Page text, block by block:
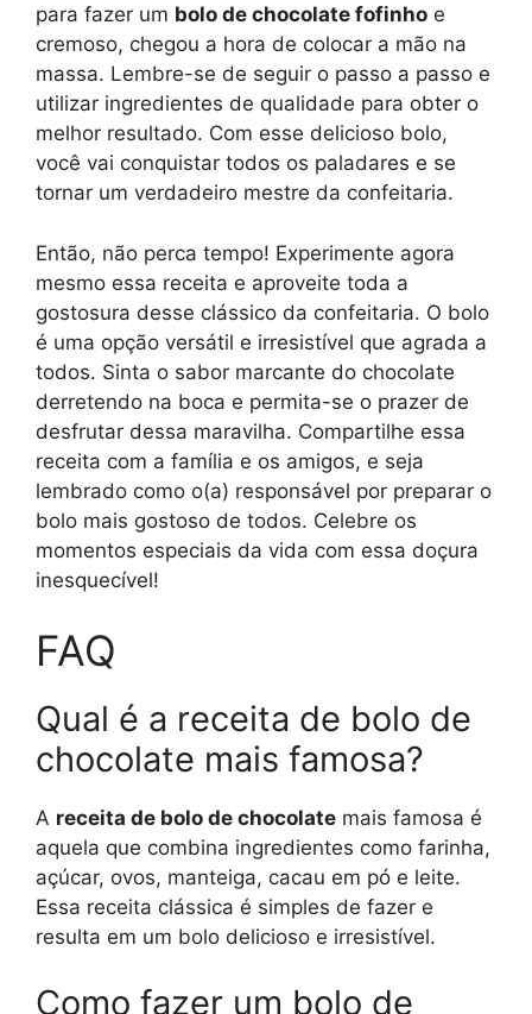
para fazer um bolo de chocolate fofinho e
cremoso, chegou a hora de colocar a mão na
massa. Lembre-se de seguir o passo a passo e
utilizar ingredientes de qualidade para obter o
melhor resultado. Com esse delicioso bolo,
você vai conquistar todos os paladares e se
tornar um verdadeiro mestre da confeitaria.
Então, não perca tempo! Experimente agora
mesmo essa receita e aproveite toda a
gostosura desse clássico da confeitaria. O bolo
é uma opção versátil e irresistível que agrada a
todos. Sinta o sabor marcante do chocolate
derretendo na boca e permita-se o prazer de
desfrutar dessa maravilha. Compartilhe essa
receita com a família e os amigos, e seja
lembrado como o(a) responsável por preparar o
bolo mais gostoso de todos. Celebre os
momentos especiais da vida com essa doçura
inesquecível!
FAQ
Qual é a receita de bolo de
chocolate mais famosa?
A receita de bolo de chocolate mais famosa é
aquela que combina ingredientes como farinha,
açúcar, ovos, manteiga, cacau em pó e leite.
Essa receita clássica é simples de fazer e
resulta em um bolo delicioso e irresistível.
Como fazer um bolo de